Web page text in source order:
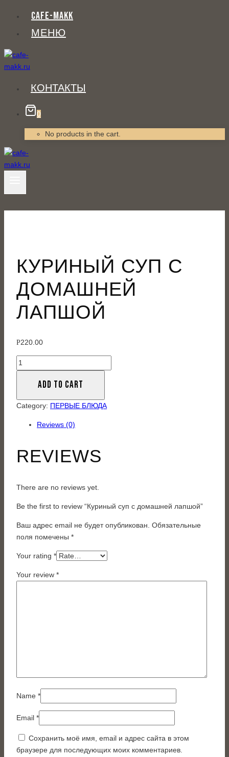
Перейти
содержанию
CAFE-MAKK
МЕНЮ
КОНТАКТЫ
0
No products in the cart.
КУРИНЫЙ СУП С
ДОМАШНЕЙ
ЛАПШОЙ
Р220.00
Куриный
суп
лапшой
ADD TO CART
Category: ПЕРВЫЕ БЛЮДА
Reviews (0)
REVIEWS
There are no reviews yet.
Be the first to review “Куриный суп с домашней лапшой”
Ваш адрес email не будет опубликован. Обязательные
поля помечены *
Your rating *
Your review *
Name *
Email *
Сохранить моё имя, email и адрес сайта в этом
браузере для последующих моих комментариев.